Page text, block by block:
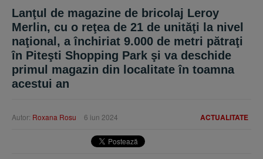
Lanţul de magazine de bricolaj Leroy
Merlin, cu o reţea de 21 de unităţi la nivel
naţional, a închiriat 9.000 de metri pătraţi
în Piteşti Shopping Park şi va deschide
primul magazin din localitate în toamna
acestui an
ACTUALITATE
Autor: Roxana Rosu 6 iun 2024